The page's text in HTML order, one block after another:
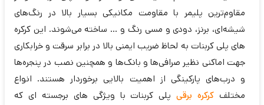
مقاوم‌ترین پلیمر با مقاومت مکانیکی بسیار بالا در رنگ‌های
شیشه‌ای، برنز، دودی و مسی رنگ و … ساخته می‌شوند. این کرکره
های پلی کربنات به لحاظ ضریب ایمنی بالا در برابر سرقت و خرابکاری
جهت اماکنی نظیر صرافی‌ها و بانک‌ها و همچنین نصب در پنجره‌ها
و درب‌های پارکینگی از اهمیت بالایی برخوردار هستند. انواع
مختلف کرکره برقیپلی کربنات با ویژگی های برجسته ای که